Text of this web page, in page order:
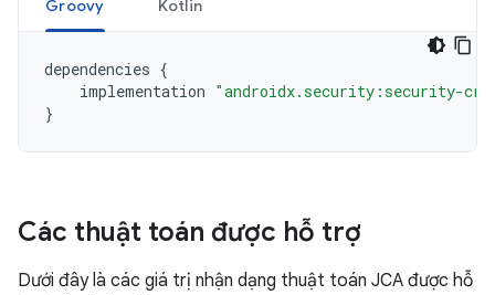
Groovy Kotlin
dependencies {
implementation "androidx.security:security-
}
Các thuật toán được hỗ trợ
Dưới đây là các giá trị nhận dạng thuật toán JCA được hỗ